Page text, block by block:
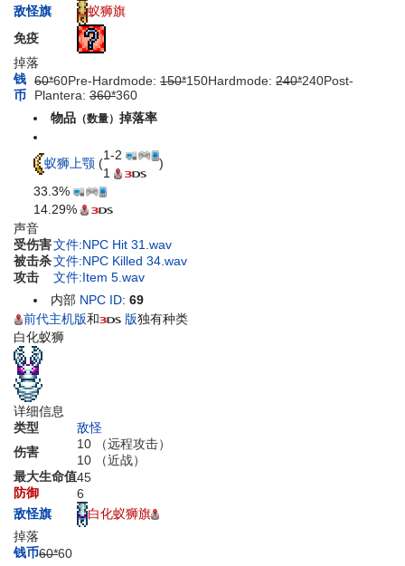
敌怪旗
蚁狮旗
免疫
掉落
钱
币
60*60Pre-Hardmode: 150*150Hardmode: 240*240Post-
Plantera: 360*360
物品 （数量）掉落率
蚁狮上颚 (
1-2
1
)
33.3%
14.29%
声音
受伤害文件:NPC Hit 31.wav
被击杀文件:NPC Killed 34.wav
攻击
文件:Item 5.wav
内部 NPC ID:69
前代主机版和 版独有种类
白化蚁狮
详细信息
类型
敌怪
伤害
10
（远程攻击）
10
（近战）
最大生命值45
防御
6
敌怪旗
白化蚁狮旗
掉落
钱币60*60